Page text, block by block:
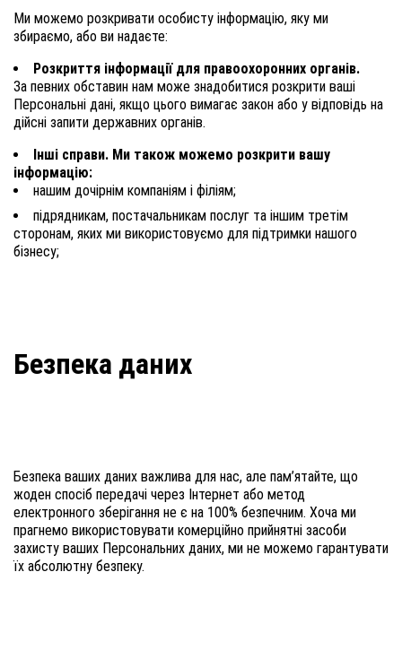
Ми можемо розкривати особисту інформацію, яку ми
збираємо, або ви надаєте:
Розкриття інформації для правоохоронних органів.
За певних обставин нам може знадобитися розкрити ваші
Персональні дані, якщо цього вимагає закон або у відповідь на
дійсні запити державних органів.
Інші справи. Ми також можемо розкрити вашу
інформацію:
нашим дочірнім компаніям і філіям;
підрядникам, постачальникам послуг та іншим третім
сторонам, яких ми використовуємо для підтримки нашого
бізнесу;
Безпека даних
Безпека ваших даних важлива для нас, але пам’ятайте, що
жоден спосіб передачі через Інтернет або метод
електронного зберігання не є на 100% безпечним. Хоча ми
прагнемо використовувати комерційно прийнятні засоби
захисту ваших Персональних даних, ми не можемо гарантувати
їх абсолютну безпеку.